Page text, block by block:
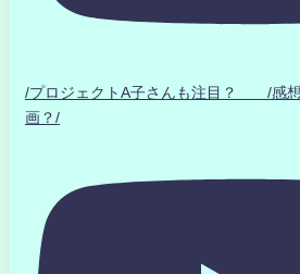
/プロジェクトA子さんも注目？ /感想
画？/